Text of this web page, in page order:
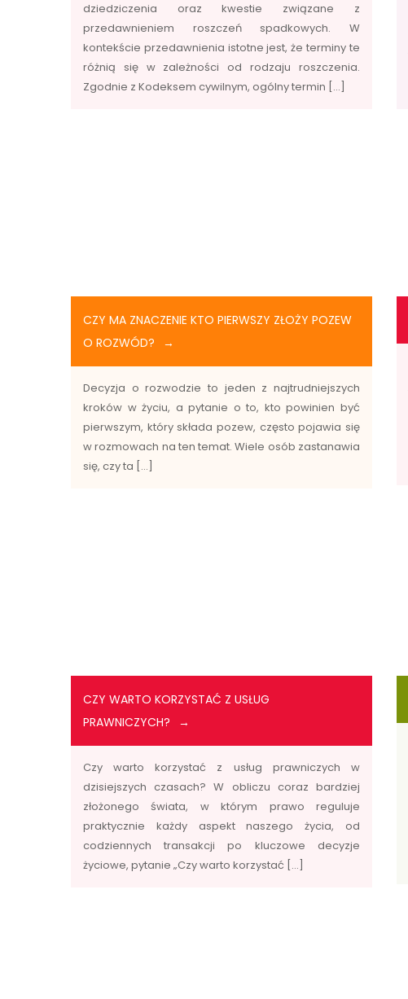
dziedziczenia oraz kwestie związane z
przedawnieniem roszczeń spadkowych. W
kontekście przedawnienia istotne jest, że terminy te
różnią się w zależności od rodzaju roszczenia.
Zgodnie z Kodeksem cywilnym, ogólny termin […]
CZY MA ZNACZENIE KTO PIERWSZY ZŁOŻY POZEW
O ROZWÓD?
Decyzja o rozwodzie to jeden z najtrudniejszych
kroków w życiu, a pytanie o to, kto powinien być
pierwszym, który składa pozew, często pojawia się
w rozmowach na ten temat. Wiele osób zastanawia
się, czy ta […]
CZY WARTO KORZYSTAĆ Z USŁUG
PRAWNICZYCH?
Czy warto korzystać z usług prawniczych w
dzisiejszych czasach? W obliczu coraz bardziej
złożonego świata, w którym prawo reguluje
praktycznie każdy aspekt naszego życia, od
codziennych transakcji po kluczowe decyzje
życiowe, pytanie „Czy warto korzystać […]